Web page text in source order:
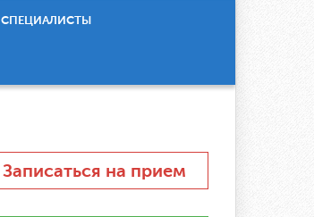
СПЕЦИАЛИСТЫ
Записаться на прием